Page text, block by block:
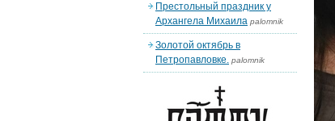
Престольный праздник у
Архангела Михаила palomnik
Золотой октябрь в
Петропавловке. palomnik